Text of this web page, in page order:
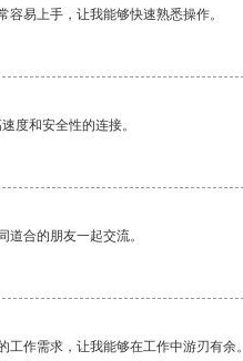
易上手，让我能够快速熟悉操作。
度和安全性的连接。
合的朋友一起交流。
作需求，让我能够在工作中游刃有余。